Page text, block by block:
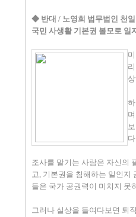
◆ 반대 / 노영희 법무법인 천
국민 사생활 기본권 볼모로 일
조사를 맡기는 사람은 자신의
고, 기본권을 침해하는 일인지
들은 국가 공권력이 미치지 못
그러나 실상을 들여다보면 퇴